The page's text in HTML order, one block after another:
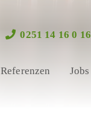
0251 14 16 0 16
Referenzen Jobs